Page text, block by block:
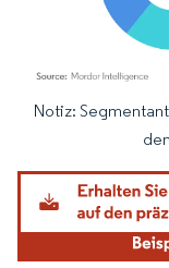
Bild © Mordor
Notiz: